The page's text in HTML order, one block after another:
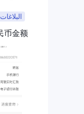
يُنصح
البلاغات
。。。。